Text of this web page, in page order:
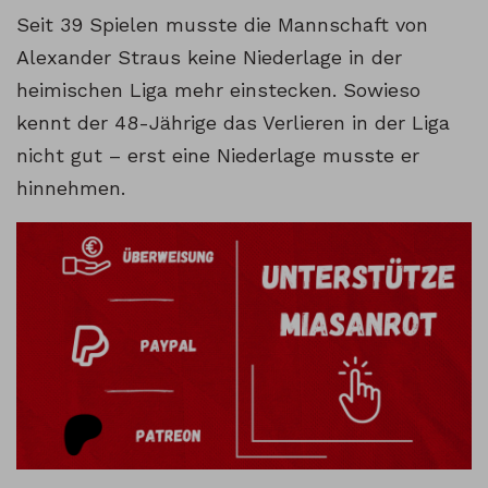
Seit 39 Spielen musste die Mannschaft von
Alexander Straus keine Niederlage in der
heimischen Liga mehr einstecken. Sowieso
kennt der 48-Jährige das Verlieren in der Liga
nicht gut – erst eine Niederlage musste er
hinnehmen.